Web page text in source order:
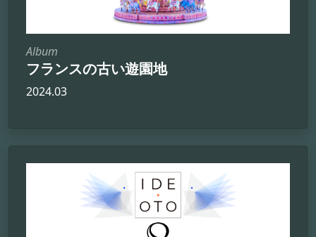
Album
フランスの古い遊園地
2024.03